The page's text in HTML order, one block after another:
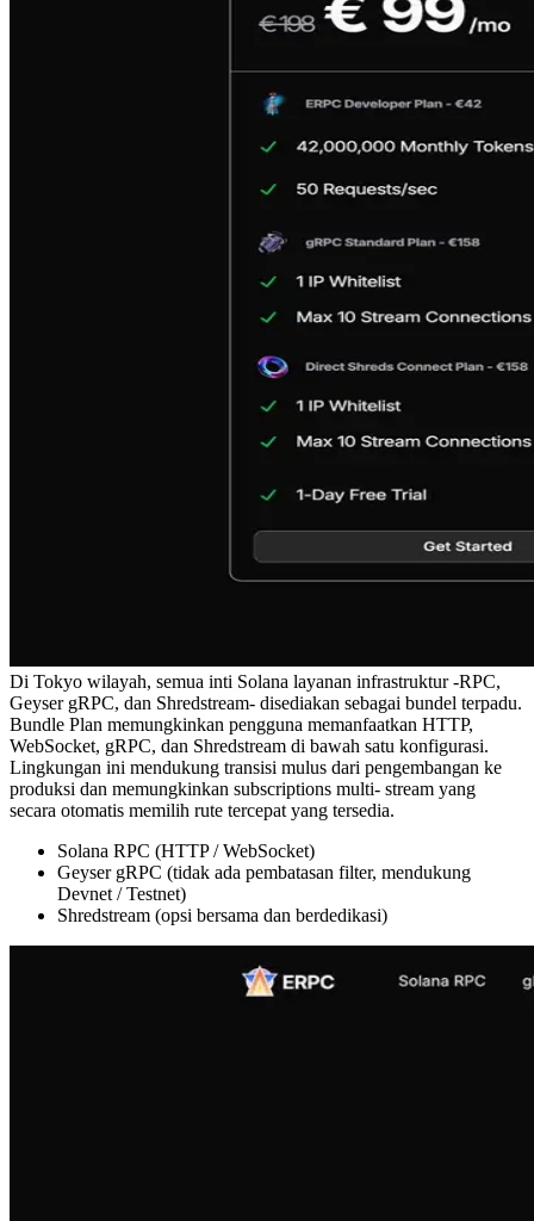
Di Tokyo wilayah, semua inti Solana layanan infrastruktur -RPC,
Geyser gRPC, dan Shredstream- disediakan sebagai bundel terpadu.
Bundle Plan memungkinkan pengguna memanfaatkan HTTP,
WebSocket, gRPC, dan Shredstream di bawah satu konfigurasi.
Lingkungan ini mendukung transisi mulus dari pengembangan ke
produksi dan memungkinkan subscriptions multi- stream yang
secara otomatis memilih rute tercepat yang tersedia.
Solana RPC (HTTP / WebSocket)
Geyser gRPC (tidak ada pembatasan filter, mendukung
Devnet / Testnet)
Shredstream (opsi bersama dan berdedikasi)